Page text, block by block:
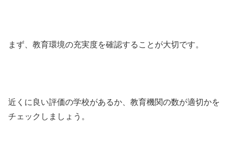
まず、教育環境の充実度を確認することが大切です。
近くに良い評価の学校があるか、教育機関の数が適切かを
チェックしましょう。